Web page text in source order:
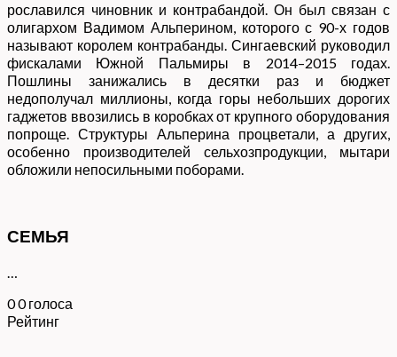
рославился чиновник и контрабандой. Он был связан с
олигархом Вадимом Альперином, которого с 90-х годов
называют королем контрабанды. Сингаевский руководил
фискалами Южной Пальмиры в 2014–2015 годах.
Пошлины занижались в десятки раз и бюджет
недополучал миллионы, когда горы небольших дорогих
гаджетов ввозились в коробках от крупного оборудования
попроще. Структуры Альперина процветали, а других,
особенно производителей сельхозпродукции, мытари
обложили непосильными поборами.
СЕМЬЯ
00 голоса
Рейтинг